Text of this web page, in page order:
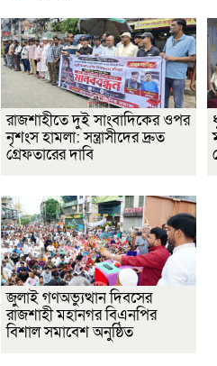
রাজশাহীতে দুই সাংবাদিকের ওপর
নৃশংস হামলা: সন্ত্রাসীদের দ্রুত
গ্রেফতারের দাবি
জুলাই গণঅভ্যুত্থান দিবসের
রাজশাহী মহানগর বিএনপির
বিশাল সমাবেশ অনুষ্ঠিত